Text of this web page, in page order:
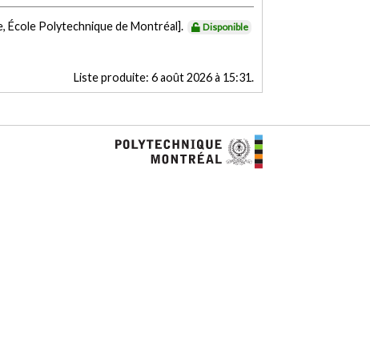
École Polytechnique de Montréal]. Disponible
Liste produite: 6 août 2026 à 15:31.